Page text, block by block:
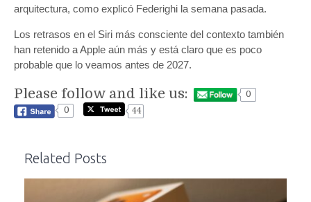
arquitectura, como explicó Federighi la semana pasada.
Los retrasos en el Siri más consciente del contexto también
han retenido a Apple aún más y está claro que es poco
probable que lo veamos antes de 2027.
Please follow and like us:
0
0
44
Related Posts